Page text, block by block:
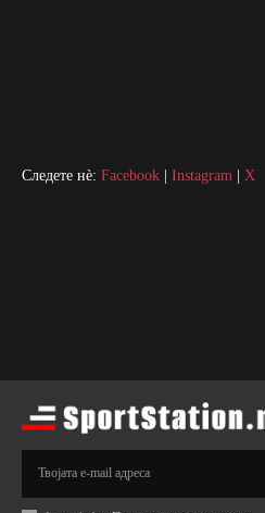
Следете нè: Facebook | Instagram | X